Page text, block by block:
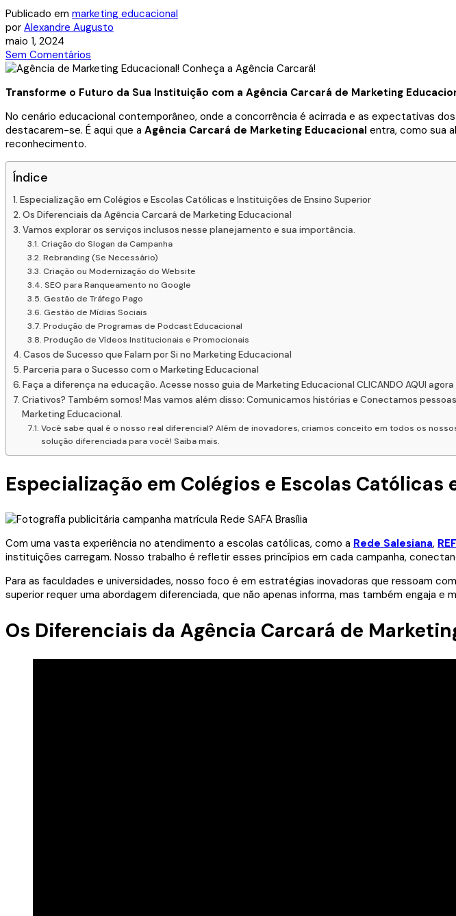
Publicado em marketing educacional
por Alexandre Augusto
maio 1, 2024
Sem Comentários
Transforme o Futuro da Sua Instituição com a Agência Carcará de Marketing
No cenário educacional contemporâneo, onde a concorrência é acirrada e as expectativas
destacarem-se. É aqui que a Agência Carcará de Marketing Educacional entra, como sua
reconhecimento.
Índice
Especialização em Colégios e Escolas Católicas e Instituições de Ensino Superior
Os Diferenciais da Agência Carcará de Marketing Educacional
Vamos explorar os serviços inclusos nesse planejamento e sua importância.
Criação do Slogan da Campanha
Rebranding (Se Necessário)
Criação ou Modernização do Website
SEO para Ranqueamento no Google
Gestão de Tráfego Pago
Gestão de Mídias Sociais
Produção de Programas de Podcast Educacional
Produção de Vídeos Institucionais e Promocionais
Casos de Sucesso que Falam por Si no Marketing Educacional
Parceria para o Sucesso com o Marketing Educacional
Faça a diferença na educação. Acesse nosso guia de Marketing Educacional CLICANDO AQUI
Criativos? Também somos! Mas vamos além disso: Comunicamos histórias e Conectamos
Marketing Educacional.
Você sabe qual é o nosso real diferencial? Além de inovadores, criamos conceito em todos os
solução diferenciada para você! Saiba mais.
Especialização em Colégios e Escolas
Com uma vasta experiência no atendimento a escolas católicas, como a Rede Salesiana, REF
instituições carregam. Nosso trabalho é refletir esses princípios em cada campanha,
Para as faculdades e universidades, nosso foco é em estratégias inovadoras que ressoam
superior requer uma abordagem diferenciada, que não apenas informa, mas também engaja
Os Diferenciais da Agência Carcará de